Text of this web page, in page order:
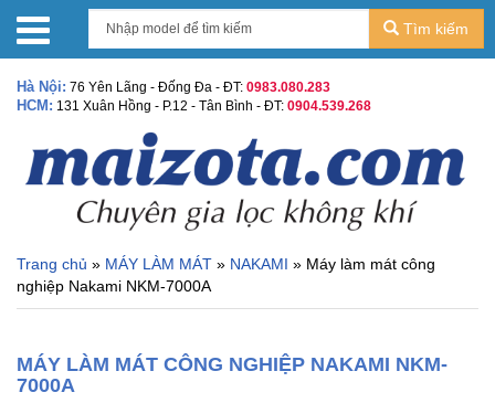
Tìm kiếm
Hà Nội: 76 Yên Lãng - Đống Đa - ĐT: 0983.080.283
HCM: 131 Xuân Hồng - P.12 - Tân Bình - ĐT: 0904.539.268
Trang chủ » MÁY LÀM MÁT » NAKAMI » Máy làm mát công
nghiệp Nakami NKM-7000A
MÁY LÀM MÁT CÔNG NGHIỆP NAKAMI NKM-
7000A